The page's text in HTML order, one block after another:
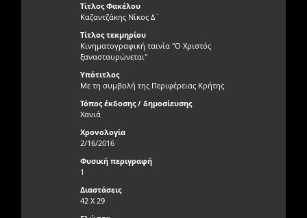
Τίτλος Φακέλου
Καζαντζάκης Νίκος Δ΄
Τίτλος τεκμηρίου
Κινηματογραφική ταινία "Ο Χριστός
ξανασταυρώνεται"
Υπότιτλος
Με τη συμβολή της Περιφέρειας Κρήτης
Τόπος έκδοσης / δημοσίευσης
Χανιά
Χρονολογία
2/16/2016
Φυσική περιγραφή
1
Διαστάσεις
42 Χ 29